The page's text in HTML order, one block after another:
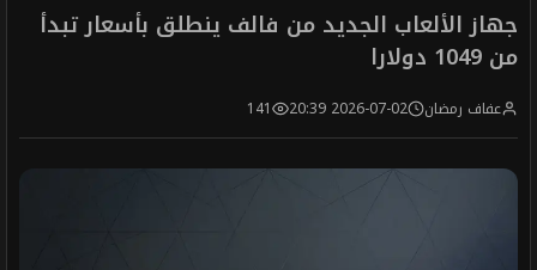
جهاز الألعاب الجديد من فالف ينطلق بأسعار تبدأ
من 1049 دولارا
عفاف رمضان 2026-07-02 20:39
141